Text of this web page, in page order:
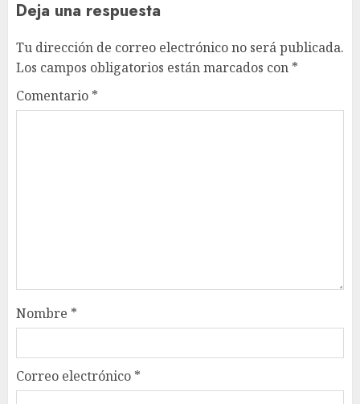
Deja una respuesta
Tu dirección de correo electrónico no será publicada.
Los campos obligatorios están marcados con *
Comentario *
Nombre *
Correo electrónico *